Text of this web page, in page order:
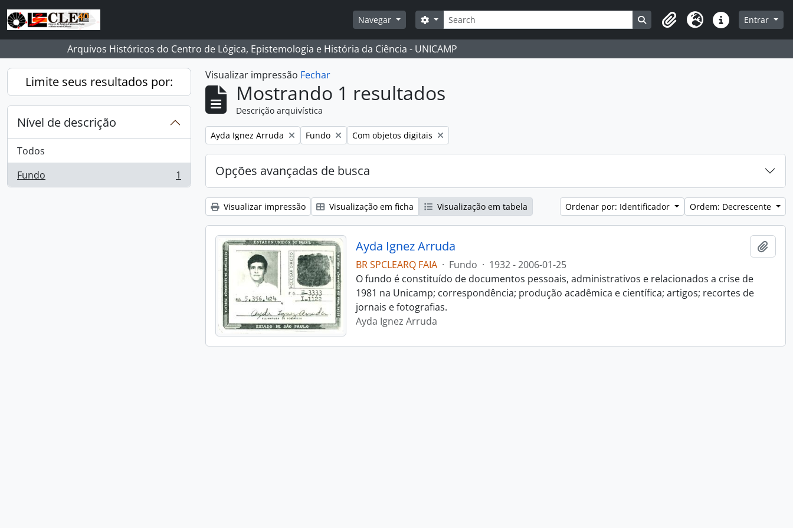
Skip to main content
Navegar
Buscar
Opções de busca Busque na página de navegação
Clipboard
Idioma Atalhos Entrar
Arquivos Históricos do Centro de Lógica, Epistemologia e História da Ciência - UNICAMP
Limite seus resultados por:
Nível de descrição
Todos
Fundo
, 1 resultados 1
Visualizar impressão Fechar
Mostrando 1 resultados
Descrição arquivística
Remover filtro:
Ayda Ignez Arruda Remover filtro:
Fundo Remover filtro:
Com objetos digitais
Opções avançadas de busca
Visualizar impressão Visualização em ficha Visualização em tabela Ordenar por: Identificador Ordem: Decrescente
Ayda Ignez Arruda
BR SPCLEARQ FAIA · Fundo · 1932 - 2006-01-25
O fundo é constituído de documentos pessoais, administrativos e relacionados a crise de
1981 na Unicamp; correspondência; produção acadêmica e científica; artigos; recortes de
jornais e fotografias.
Ayda Ignez Arruda